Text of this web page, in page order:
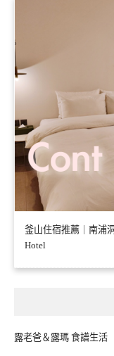
釜山住宿推薦｜南浦
Hotel
露老爸＆露瑪 食譜生活